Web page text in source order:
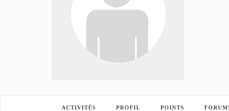
ACTIVITÉS PROFIL POINTS